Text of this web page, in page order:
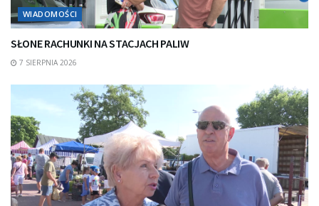
WIADOMOŚCI
SŁONE RACHUNKI NA STACJACH PALIW
7 SIERPNIA 2026